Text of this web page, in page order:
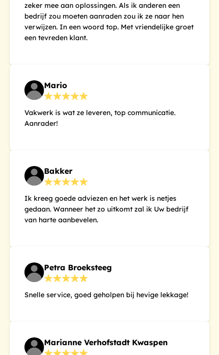
zeker mee aan oplossingen. Als ik anderen een
bedrijf zou moeten aanraden zou ik ze naar hen
verwijzen. In een woord top. Met vriendelijke groet
een tevreden klant.
Mario
Vakwerk is wat ze leveren, top communicatie.
Aanrader!
Bakker
Ik kreeg goede adviezen en het werk is netjes
gedaan. Wanneer het zo uitkomt zal ik Uw bedrijf
van harte aanbevelen.
Petra Broeksteeg
Snelle service, goed geholpen bij hevige lekkage!
Marianne Verhofstadt Kwaspen